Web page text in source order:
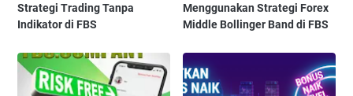
Strategi Trading Tanpa
Indikator di FBS
Menggunakan Strategi Forex
Middle Bollinger Band di FBS